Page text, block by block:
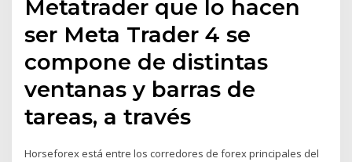
Metatrader que lo hacen
ser Meta Trader 4 se
compone de distintas
ventanas y barras de
tareas, a través
Horseforex está entre los corredores de forex principales del